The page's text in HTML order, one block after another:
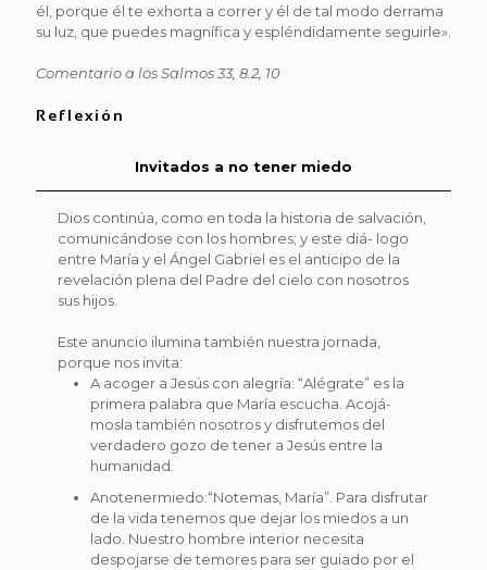
él, porque él te exhorta a correr y él de tal modo derrama
su luz, que puedes magnífica y espléndidamente seguirle».
Comentario a los Salmos 33, 8.2, 10
Reflexión
Invitados a no tener miedo
Dios continúa, como en toda la historia de salvación,
comunicándose con los hombres; y este diá- logo
entre María y el Ángel Gabriel es el anticipo de la
revelación plena del Padre del cielo con nosotros
sus hijos.
Este anuncio ilumina también nuestra jornada,
porque nos invita:
A acoger a Jesús con alegría: “Alégrate” es la
primera palabra que María escucha. Acojá-
mosla también nosotros y disfrutemos del
verdadero gozo de tener a Jesús entre la
humanidad.
Anotenermiedo:“Notemas, María”. Para disfrutar
de la vida tenemos que dejar los miedos a un
lado. Nuestro hombre interior necesita
despojarse de temores para ser guiado por el